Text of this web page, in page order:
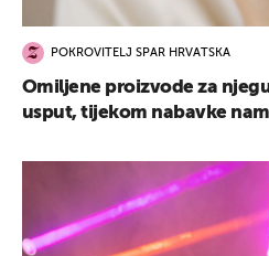
POKROVITELJ SPAR HRVATSKA
Omiljene proizvode za
usput, tijekom nabavke